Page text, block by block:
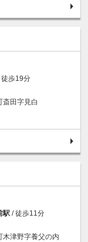
徒歩19分
斎田字見白
駅 / 徒歩11分
木津野字養父の内